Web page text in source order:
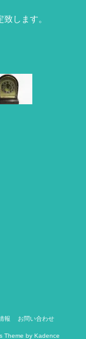
します。
報 お問い合わせ
Theme by Kadence